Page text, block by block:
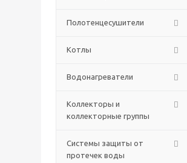
Полотенцесушители
Котлы
Водонагреватели
Коллекторы и
коллекторные группы
Системы защиты от
протечек воды